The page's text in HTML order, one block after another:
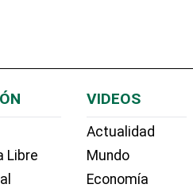
Libre
VIDEOS
Actualidad
Mundo
Economía